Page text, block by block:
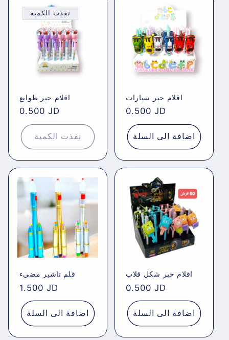
نفذت الكمية
اقلام حبر طوابع
Regular
price
0.500 JD
نفذت الكمية
اقلام حبر سيارات
Regular
price
0.500 JD
اضافة الى السلة
قلم تاشير مضيء
Regular
price
1.500 JD
اضافة الى السلة
اقلام حبر شكل قلاب
Regular
price
0.500 JD
اضافة الى السلة